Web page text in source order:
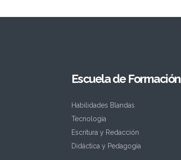
Escuela de Formación
Habilidades Blandas
Tecnología
Escritura y Redacción
Didáctica y Pedagogía